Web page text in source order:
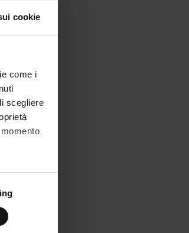
cookie
come i
scegliere